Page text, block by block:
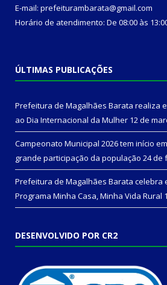
E-mail: prefeiturambarata@gmail.com
Horário de atendimento: De 08:00 às
ÚLTIMAS PUBLICAÇÕES
Prefeitura de Magalhães Barata realiza
ao Dia Internacional da Mulher 12 de
Campeonato Municipal 2026 tem início
grande participação da população 24 de
Prefeitura de Magalhães Barata celebra
Programa Minha Casa, Minha Vida Rural
DESENVOLVIDO POR CR2